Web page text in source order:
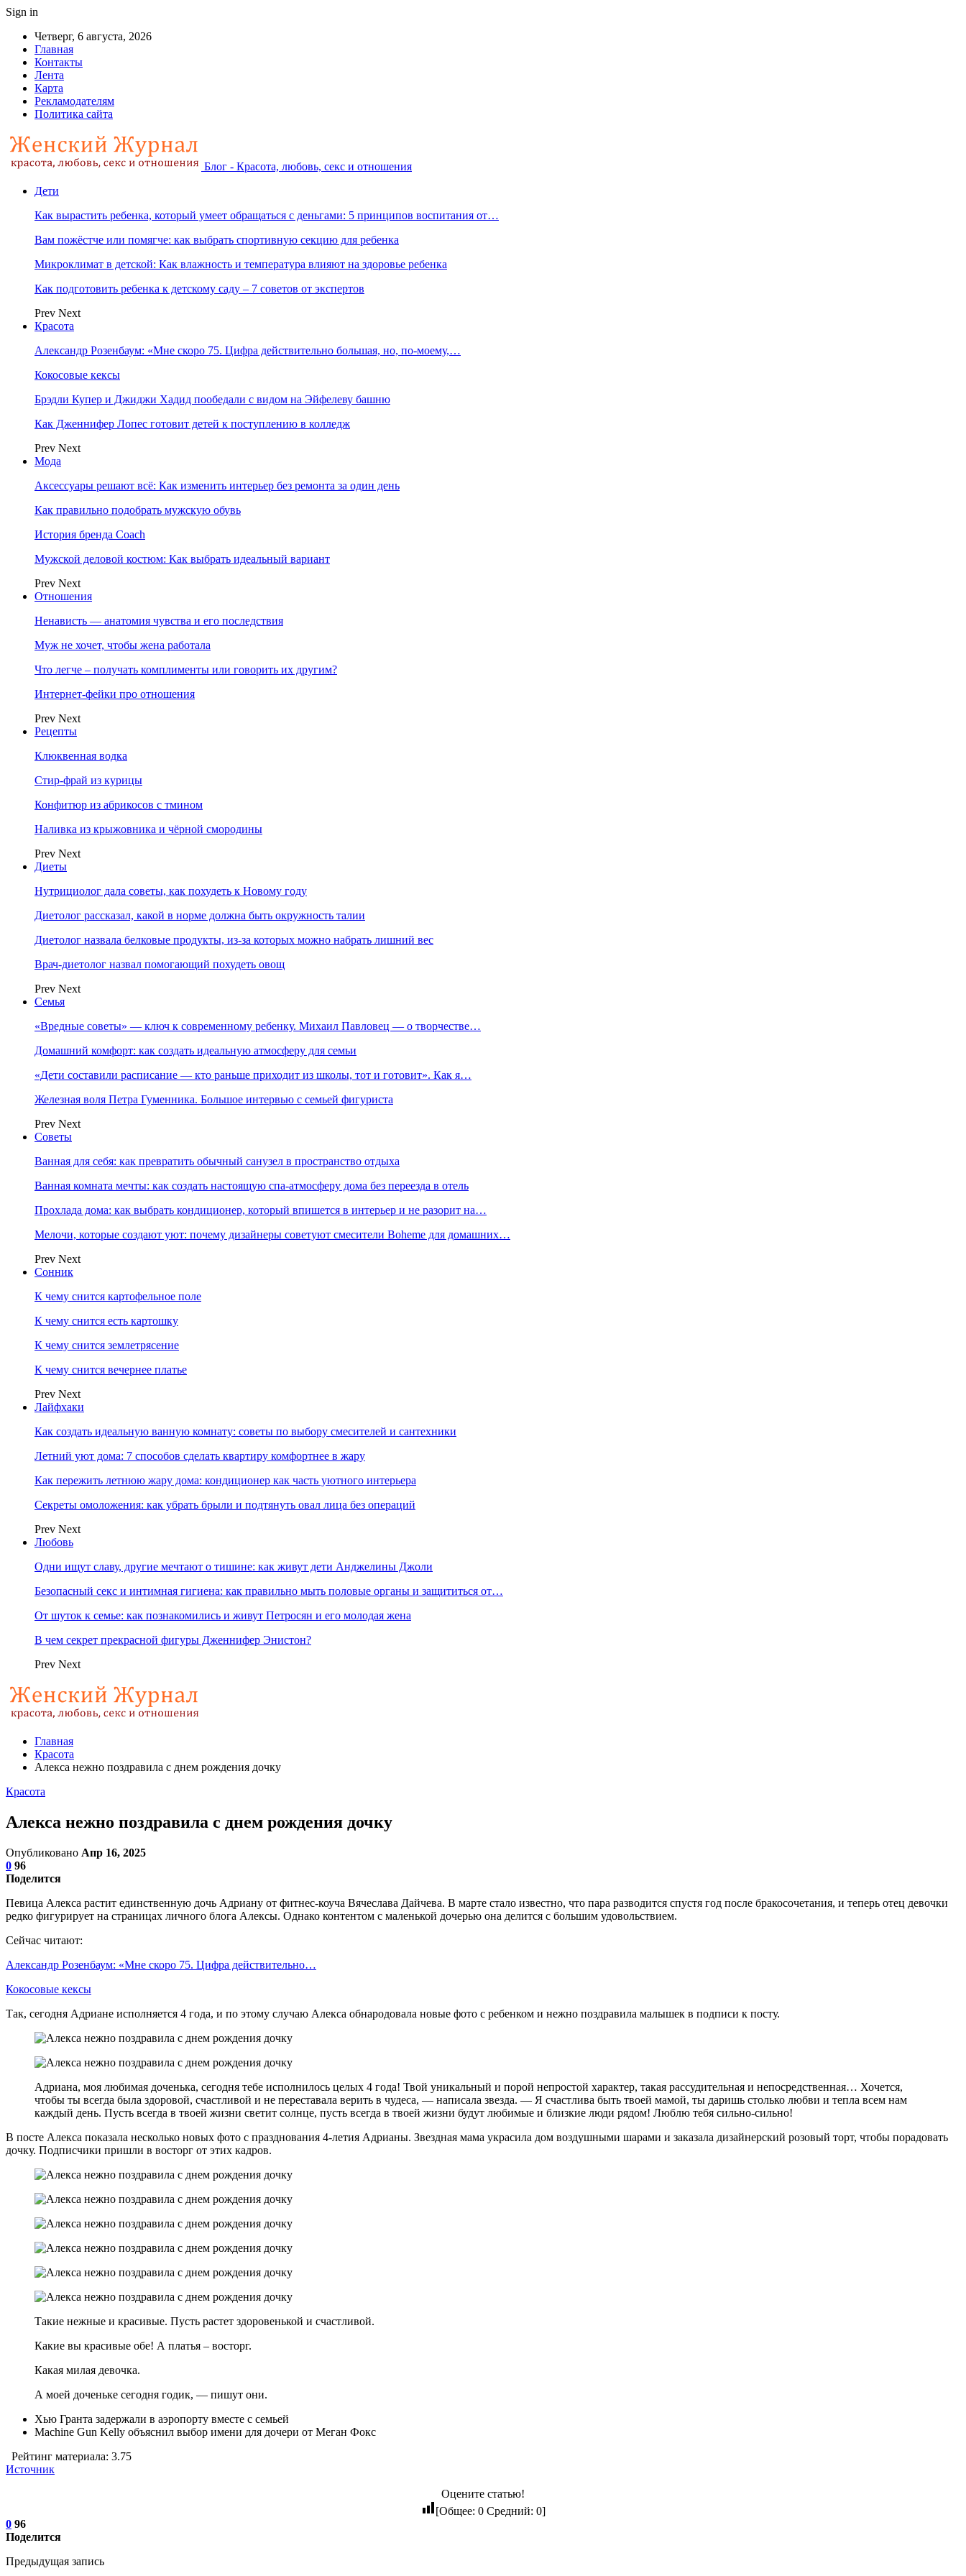
Sign in
Четверг, 6 августа, 2026
Главная
Контакты
Лента
Карта
Рекламодателям
Политика сайта
Блог - Красота, любовь, секс и отношения
Дети
Как вырастить ребенка, который умеет обращаться с деньгами: 5 принципов воспитания от…
Вам пожёстче или помягче: как выбрать спортивную секцию для ребенка
Микроклимат в детской: Как влажность и температура влияют на здоровье ребенка
Как подготовить ребенка к детскому саду – 7 советов от экспертов
Prev Next
Красота
Александр Розенбаум: «Мне скоро 75. Цифра действительно большая, но, по‑моему,…
Кокосовые кексы
Брэдли Купер и Джиджи Хадид пообедали с видом на Эйфелеву башню
Как Дженнифер Лопес готовит детей к поступлению в колледж
Prev Next
Мода
Аксессуары решают всё: Как изменить интерьер без ремонта за один день
Как правильно подобрать мужскую обувь
История бренда Coach
Мужской деловой костюм: Как выбрать идеальный вариант
Prev Next
Отношения
Ненависть — анатомия чувства и его последствия
Муж не хочет, чтобы жена работала
Что легче – получать комплименты или говорить их другим?
Интернет-фейки про отношения
Prev Next
Рецепты
Клюквенная водка
Стир-фрай из курицы
Конфитюр из абрикосов с тмином
Наливка из крыжовника и чёрной смородины
Prev Next
Диеты
Нутрициолог дала советы, как похудеть к Новому году
Диетолог рассказал, какой в норме должна быть окружность талии
Диетолог назвала белковые продукты, из-за которых можно набрать лишний вес
Врач-диетолог назвал помогающий похудеть овощ
Prev Next
Семья
«Вредные советы» — ключ к современному ребенку. Михаил Павловец — о творчестве…
Домашний комфорт: как создать идеальную атмосферу для семьи
«Дети составили расписание — кто раньше приходит из школы, тот и готовит». Как я…
Железная воля Петра Гуменника. Большое интервью с семьей фигуриста
Prev Next
Советы
Ванная для себя: как превратить обычный санузел в пространство отдыха
Ванная комната мечты: как создать настоящую спа-атмосферу дома без переезда в отель
Прохлада дома: как выбрать кондиционер, который впишется в интерьер и не разорит на…
Мелочи, которые создают уют: почему дизайнеры советуют смесители Boheme для домашних…
Prev Next
Сонник
К чему снится картофельное поле
К чему снится есть картошку
К чему снится землетрясение
К чему снится вечернее платье
Prev Next
Лайфхаки
Как создать идеальную ванную комнату: советы по выбору смесителей и сантехники
Летний уют дома: 7 способов сделать квартиру комфортнее в жару
Как пережить летнюю жару дома: кондиционер как часть уютного интерьера
Секреты омоложения: как убрать брыли и подтянуть овал лица без операций
Prev Next
Любовь
Одни ищут славу, другие мечтают о тишине: как живут дети Анджелины Джоли
Безопасный секс и интимная гигиена: как правильно мыть половые органы и защититься от…
От шуток к семье: как познакомились и живут Петросян и его молодая жена
В чем секрет прекрасной фигуры Дженнифер Энистон?
Prev Next
Главная
Красота
Алекса нежно поздравила с днем рождения дочку
Красота
Алекса нежно поздравила с днем рождения дочку
Опубликовано Апр 16, 2025
0 96
Поделится
Певица Алекса растит единственную дочь Адриану от фитнес-коуча Вячеслава Дайчева. В марте стало известно, что пара разводится спустя год после бракосочетания, и теперь отец девочки
редко фигурирует на страницах личного блога Алексы. Однако контентом с маленькой дочерью она делится с большим удовольствием.
Сейчас читают:
Александр Розенбаум: «Мне скоро 75. Цифра действительно…
Кокосовые кексы
Так, сегодня Адриане исполняется 4 года, и по этому случаю Алекса обнародовала новые фото с ребенком и нежно поздравила малышек в подписи к посту.
Адриана, моя любимая доченька, сегодня тебе исполнилось целых 4 года! Твой уникальный и порой непростой характер, такая рассудительная и непосредственная… Хочется,
чтобы ты всегда была здоровой, счастливой и не переставала верить в чудеса, — написала звезда. — Я счастлива быть твоей мамой, ты даришь столько любви и тепла всем нам
каждый день. Пусть всегда в твоей жизни светит солнце, пусть всегда в твоей жизни будут любимые и близкие люди рядом! Люблю тебя сильно-сильно!
В посте Алекса показала несколько новых фото с празднования 4-летия Адрианы. Звездная мама украсила дом воздушными шарами и заказала дизайнерский розовый торт, чтобы порадовать
дочку. Подписчики пришли в восторг от этих кадров.
Такие нежные и красивые. Пусть растет здоровенькой и счастливой.
Какие вы красивые обе! А платья – восторг.
Какая милая девочка.
А моей доченьке сегодня годик, — пишут они.
Хью Гранта задержали в аэропорту вместе с семьей
Machine Gun Kelly объяснил выбор имени для дочери от Меган Фокс
Рейтинг материала: 3.75
Источник
Оцените статью!
[Общее: 0Средний: 0]
0 96
Поделится
Предыдущая запись